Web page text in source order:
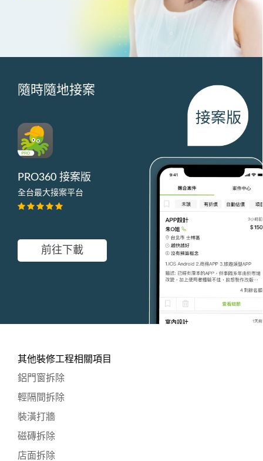
隨時隨地接案
PRO360 接案版
全台最大接案平台
前往下載
其他裝修工程相關項目
鋁門窗拆除
輕隔間拆除
裝潢打牆
磁磚拆除
店面拆除